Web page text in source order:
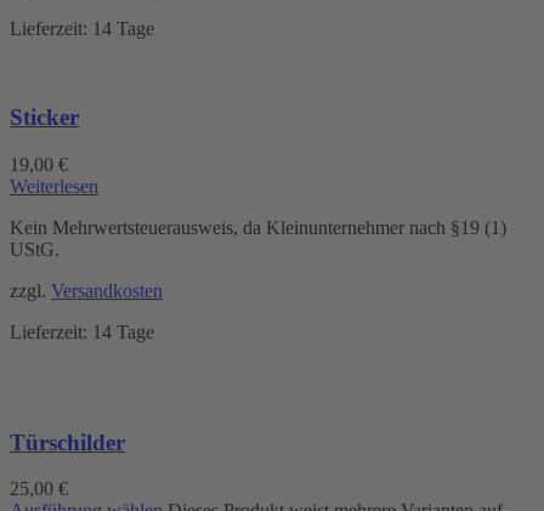
Lieferzeit: 14 Tage
Sticker
19,00 €
Weiterlesen
Kein Mehrwertsteuerausweis, da Kleinunternehmer nach §19 (1)
UStG.
zzgl. Versandkosten
Lieferzeit: 14 Tage
Türschilder
25,00 €